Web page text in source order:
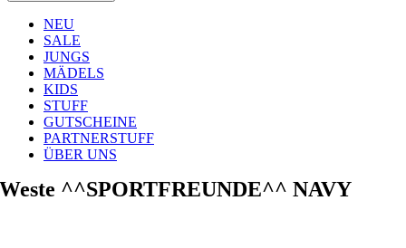
NEU
SALE
JUNGS
MÄDELS
KIDS
STUFF
GUTSCHEINE
PARTNERSTUFF
ÜBER UNS
Weste ^^SPORTFREUNDE^^ NAVY